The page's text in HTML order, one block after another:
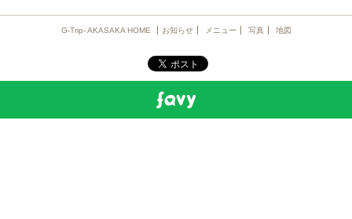
G-Trip- AKASAKA HOME お知らせ メニュー 写真 地図